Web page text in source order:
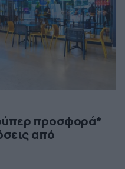
προσφορά*
από